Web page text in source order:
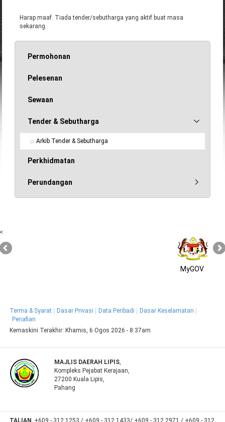
Harap maaf. Tiada tender/sebutharga yang aktif buat masa
sekarang.
Permohonan
Pelesenan
Sewaan
Tender & Sebutharga
Arkib Tender & Sebutharga
Perkhidmatan
Perundangan
<
MyGOV
Terma & Syarat Dasar Privasi Data Peribadi
Dasar Keselamatan
Penafian
Kemaskini Terakhir: Khamis, 6 Ogos 2026 - 8:37am
MAJLIS DAERAH LIPIS,
Kompleks Pejabat Kerajaan,
27200 Kuala Lipis,
Pahang
TALIAN +609 - 312 1253 / +609 - 312 1433/ +609 - 312 2971 / +609 - 312